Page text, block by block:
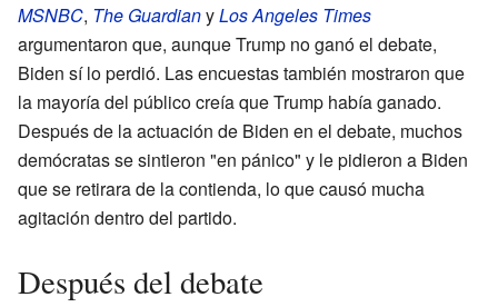
MSNBC, The GuardianyLos Angeles Times
argumentaron que, aunque Trump no ganó el debate,
Biden sí lo perdió. Las encuestas también mostraron que
la mayoría del público creía que Trump había ganado.
Después de la actuación de Biden en el debate, muchos
demócratas se sintieron "en pánico" y le pidieron a Biden
que se retirara de la contienda, lo que causó mucha
agitación dentro del partido.
Después del debate